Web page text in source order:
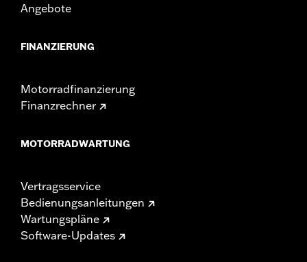
Angebote
FINANZIERUNG
Motorradfinanzierung
Finanzrechner
MOTORRADWARTUNG
Vertragsservice
Bedienungsanleitungen
Wartungspläne
Software-Updates